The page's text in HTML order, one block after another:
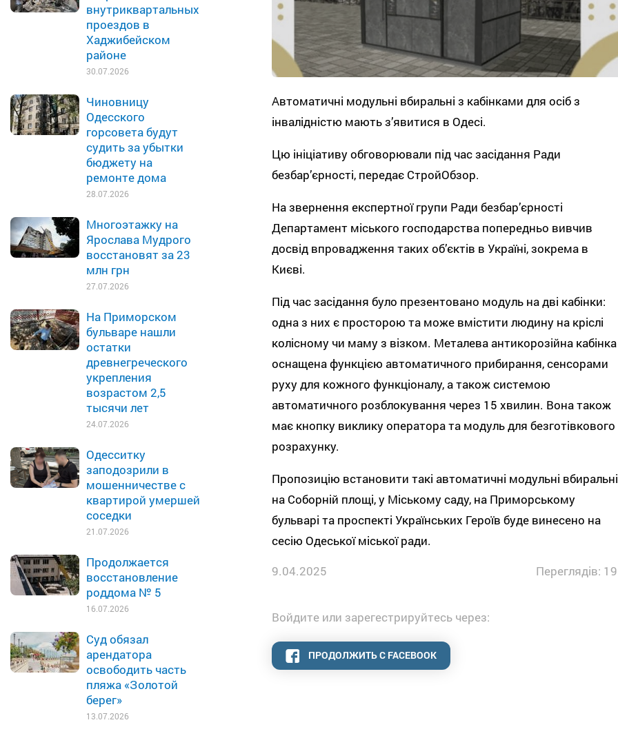
внутриквартальных
проездов в
Хаджибейском
районе
30.07.2026
Чиновницу
Одесского
горсовета будут
судить за убытки
бюджету на
ремонте дома
28.07.2026
Многоэтажку на
Ярослава Мудрого
восстановят за 23
млн грн
27.07.2026
На Приморском
бульваре нашли
остатки
древнегреческого
укрепления
возрастом 2,5
тысячи лет
24.07.2026
Одесситку
заподозрили в
мошенничестве с
квартирой умершей
соседки
21.07.2026
Продолжается
восстановление
роддома № 5
16.07.2026
Суд обязал
арендатора
освободить часть
пляжа «Золотой
берег»
13.07.2026
Автоматичні модульні вбиральні з кабінками для осіб з
інвалідністю мають зʼявитися в Одесі.
Цю ініціативу обговорювали під час засідання Ради
безбарʼєрності, передає СтройОбзор.
На звернення експертної групи Ради безбарʼєрності
Департамент міського господарства попередньо вивчив
досвід впровадження таких об’єктів в Україні, зокрема в
Києві.
Під час засідання було презентовано модуль на дві кабінки:
одна з них є просторою та може вмістити людину на кріслі
колісному чи маму з візком. Металева антикорозійна кабінка
оснащена функцією автоматичного прибирання, сенсорами
руху для кожного функціоналу, а також системою
автоматичного розблокування через 15 хвилин. Вона також
має кнопку виклику оператора та модуль для безготівкового
розрахунку.
Пропозицію встановити такі автоматичні модульні вбиральні
на Соборній площі, у Міському саду, на Приморському
бульварі та проспекті Українських Героїв буде винесено на
сесію Одеської міської ради.
9.04.2025
Переглядів:
Войдите или зарегестрируйтесь через:
ПРОДОЛЖИТЬ С FACEBOOK